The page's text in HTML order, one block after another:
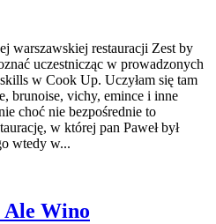
warszawskiej restauracji Zest by
uczestnicząc w prowadzonych
w Cook Up. Uczyłam się tam
brunoise, vichy, emince i inne
choć nie bezpośrednie to
w której pan Paweł był
wtedy w...
Ale Wino